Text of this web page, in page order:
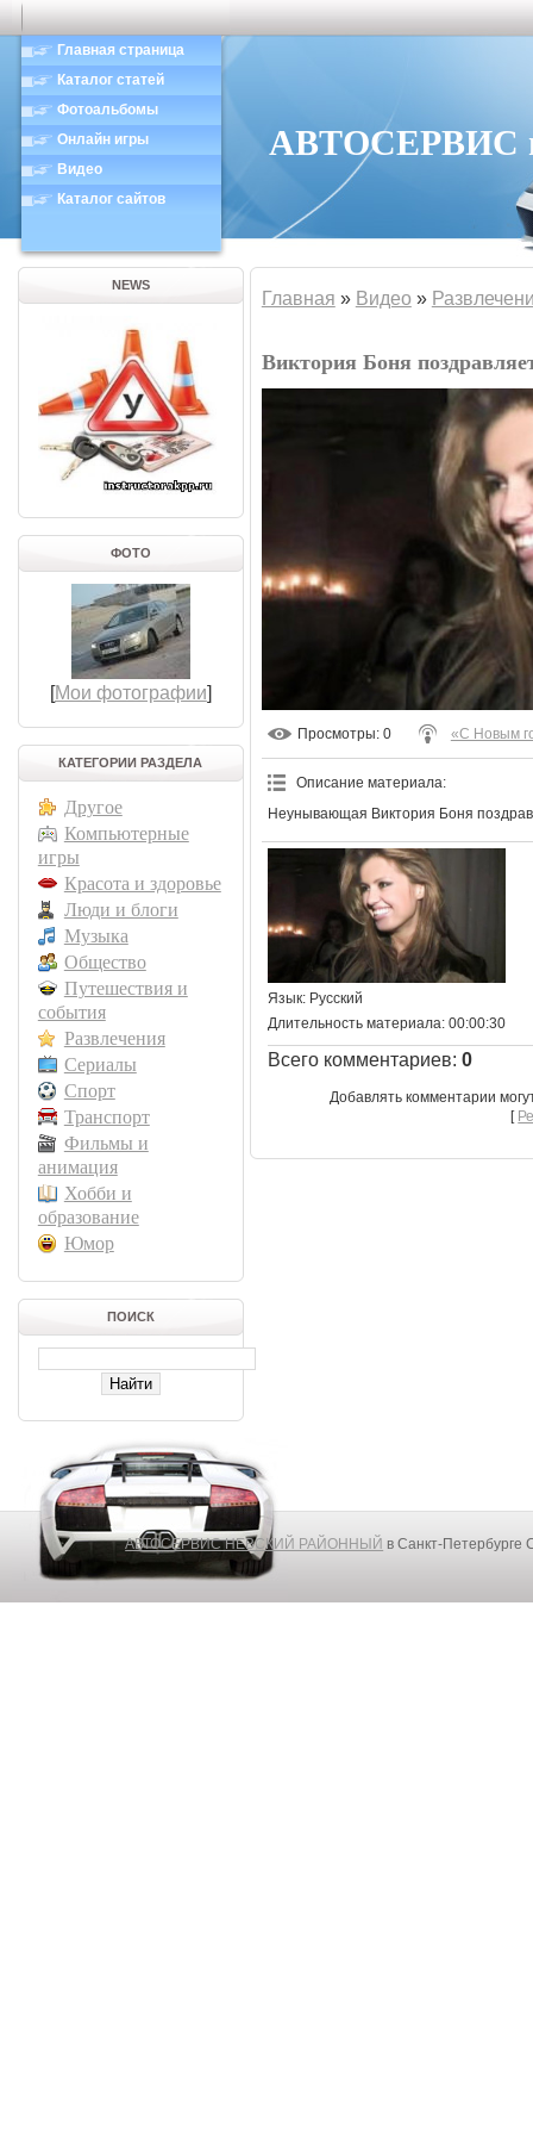
Главная страница
Каталог статей
Фотоальбомы
Онлайн игры
Видео
Каталог сайтов
АВТОСЕРВИС в
NEWS
ФОТО
[Мои фотографии]
КАТЕГОРИИ РАЗДЕЛА
Другое
Компьютерные
игры
Красота и здоровье
Люди и блоги
Музыка
Общество
Путешествия и
события
Развлечения
Сериалы
Спорт
Транспорт
Фильмы и
анимация
Хобби и
образование
Юмор
ПОИСК
Главная » Видео »
Виктория Боня
Просмотры: 0 «С Новым
Описание материала:
Неунывающая Виктория Боня
Язык: Русский
Длительность материала: 00:00:30
Всего комментариев: 0
Добавлять комментарии
[
АВТОСЕРВИС НЕВСКИЙ РАЙОННЫЙ в Санкт-Петербурге